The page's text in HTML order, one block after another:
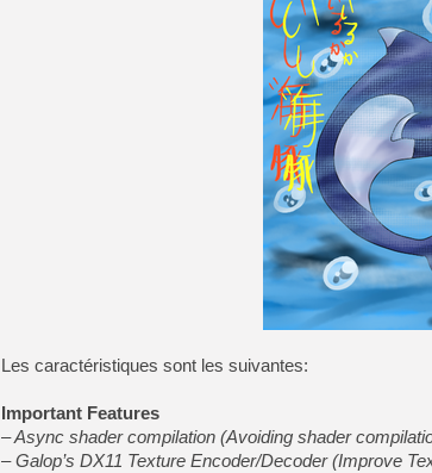
Les caractéristiques sont les suivantes:
Important Features
– Async shader compilation (Avoiding shader
– Galop’s DX11 Texture Encoder/Decoder (Improve